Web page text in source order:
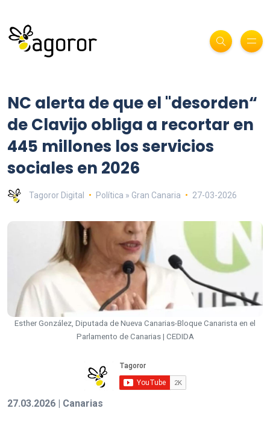
NC alerta de que el "desorden“
de Clavijo obliga a recortar en
445 millones los servicios
sociales en 2026
Tagoror Digital Política » Gran Canaria 27-03-2026
Esther González, Diputada de Nueva Canarias-Bloque Canarista en el
Parlamento de Canarias | CEDIDA
27.03.2026 | Canarias